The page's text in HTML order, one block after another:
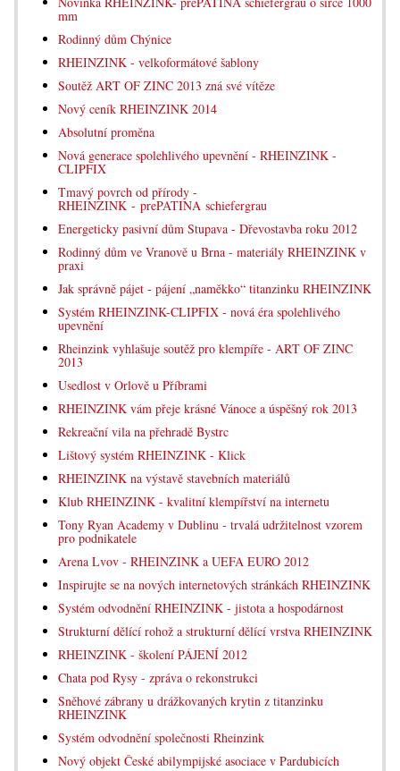
mm
Rodinný dům Chýnice
RHEINZINK - velkoformátové šablony
Soutěž ART OF ZINC 2013 zná své vítěze
Nový ceník RHEINZINK 2014
Absolutní proměna
Nová generace spolehlivého upevnění - RHEINZINK -
CLIPFIX
Tmavý povrch od přírody -
RHEINZINK - prePATINA schiefergrau
Energeticky pasivní dům Stupava - Dřevostavba roku 2012
Rodinný dům ve Vranově u Brna - materiály RHEINZINK v
praxi
Jak správně pájet - pájení „naměkko“ titanzinku RHEINZINK
Systém RHEINZINK-CLIPFIX - nová éra spolehlivého
upevnění
Rheinzink vyhlašuje soutěž pro klempíře - ART OF ZINC
2013
Usedlost v Orlově u Příbrami
RHEINZINK vám přeje krásné Vánoce a úspěšný rok 2013
Rekreační vila na přehradě Bystrc
Lištový systém RHEINZINK - Klick
RHEINZINK na výstavě stavebních materiálů
Klub RHEINZINK - kvalitní klempířství na internetu
Tony Ryan Academy v Dublinu - trvalá udržitelnost vzorem
pro podnikatele
Arena Lvov - RHEINZINK a UEFA EURO 2012
Inspirujte se na nových internetových stránkách RHEINZINK
Systém odvodnění RHEINZINK - jistota a hospodárnost
Strukturní dělící rohož a strukturní dělící vrstva RHEINZINK
RHEINZINK - školení PÁJENÍ 2012
Chata pod Rysy - zpráva o rekonstrukci
Sněhové zábrany u drážkovaných krytin z titanzinku
RHEINZINK
Systém odvodnění společnosti Rheinzink
Nový objekt České abilympijské asociace v Pardubicích